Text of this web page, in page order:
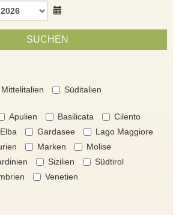
SUCHEN
Mittelitalien Süditalien
Apulien Basilicata
Cilento
Elba Gardasee
Lago Maggiore
Marken
Molise
Sizilien
Südtirol
Venetien